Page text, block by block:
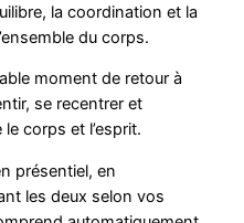
la coordination et la
du corps.
moment de retour à
se recentrer et
corps et l’esprit.
présentiel, en
les deux selon vos